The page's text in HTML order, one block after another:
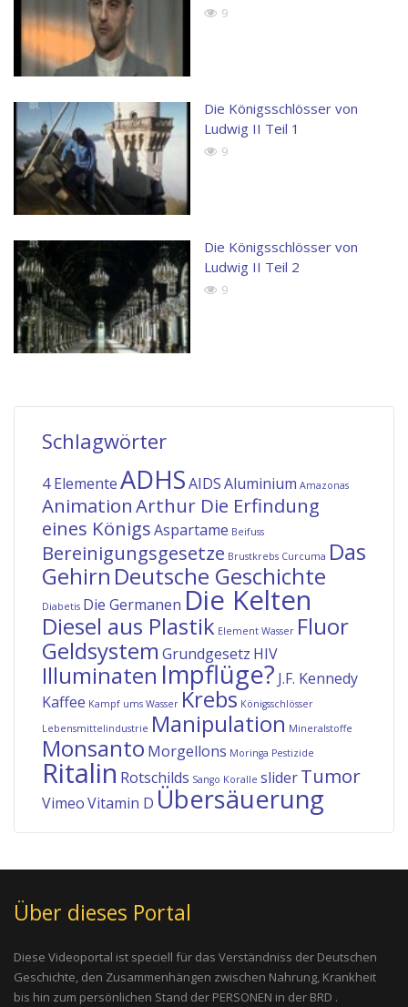
9
Die Königsschlösser von
Ludwig II Teil 1
9
Die Königsschlösser von
Ludwig II Teil 2
9
Schlagwörter
4 ElementeADHSAIDSAluminium Amazonas
AnimationArthur Die Erfindung
eines KönigsAspartame Beifuss
Bereinigungsgesetze Brustkrebs Curcuma Das
Gehirn Deutsche Geschichte
Diabetis Die Germanen Die Kelten
Diesel aus Plastik Element Wasser Fluor
Geldsystem Grundgesetz HIV
Illuminaten Impflüge? J.F. Kennedy
Kaffee Kampf ums Wasser Krebs Königsschlösser
Lebensmittelindustrie Manipulation Mineralstoffe
Monsanto Morgellons Moringa Pestizide
Ritalin Rotschilds Sango Koralle sliderTumor
VimeoVitamin D Übersäuerung
Über dieses Portal
Diese Videoportal ist speciell für das Verständniss der Deutschen
Geschichte, den Zusammenhängen zwischen Nahrung, Krankheit
bis hin zum persönlichen Stand der PERSONEN in der BRD .